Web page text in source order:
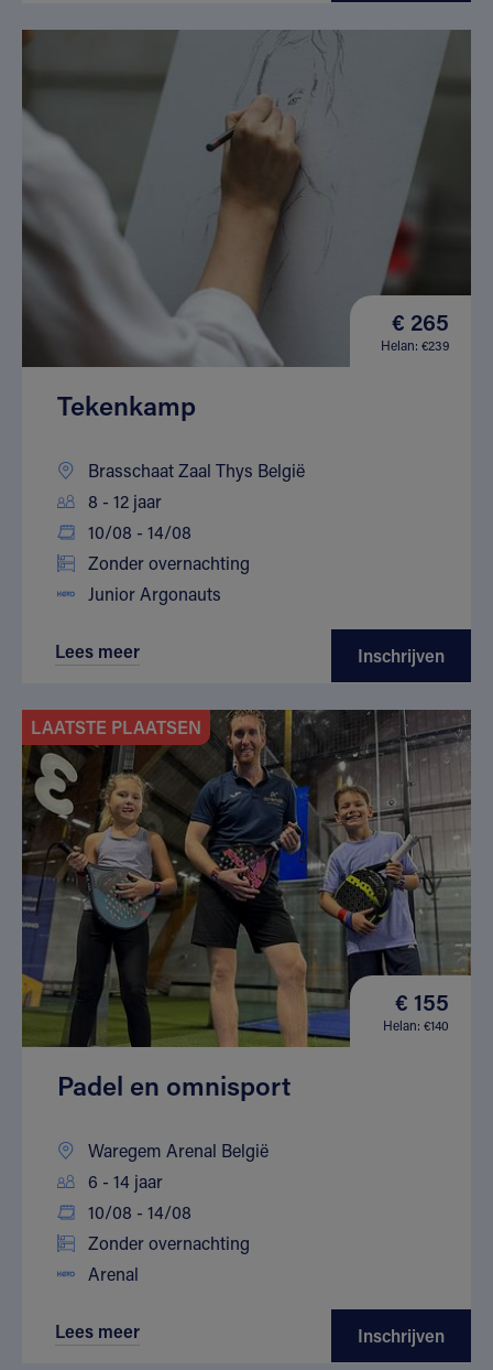
€ 265
Helan: €239
Tekenkamp
Brasschaat Zaal Thys België
8 - 12 jaar
10/08 - 14/08
Zonder overnachting
Junior Argonauts
Lees meer Inschrijven
LAATSTE PLAATSEN
€ 155
Helan: €140
Padel en omnisport
Waregem Arenal België
6 - 14 jaar
10/08 - 14/08
Zonder overnachting
Arenal
Lees meer Inschrijven